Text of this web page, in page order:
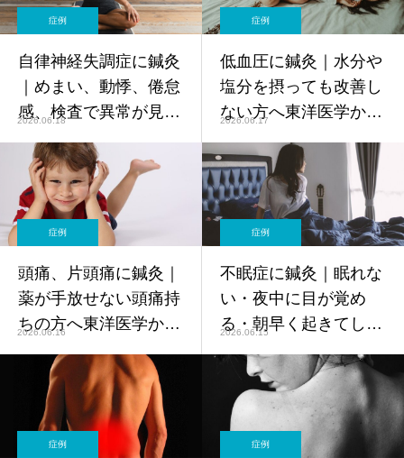
症例
自律神経失調症に鍼灸
｜めまい、動悸、倦怠
感、検査で異常が見つ
学でケア【鍼灸師監
修】
2026.06.18
症例
低血圧に鍼灸｜水分や
塩分を摂っても改善し
ない方へ東洋医学から
監修】
2026.06.17
症例
頭痛、片頭痛に鍼灸｜
薬が手放せない頭痛持
ちの方へ東洋医学から
監修】
2026.06.16
症例
不眠症に鍼灸｜眠れな
い・夜中に目が覚め
る・朝早く起きてしま
善【鍼灸師監修】
2026.06.15
症例 症例